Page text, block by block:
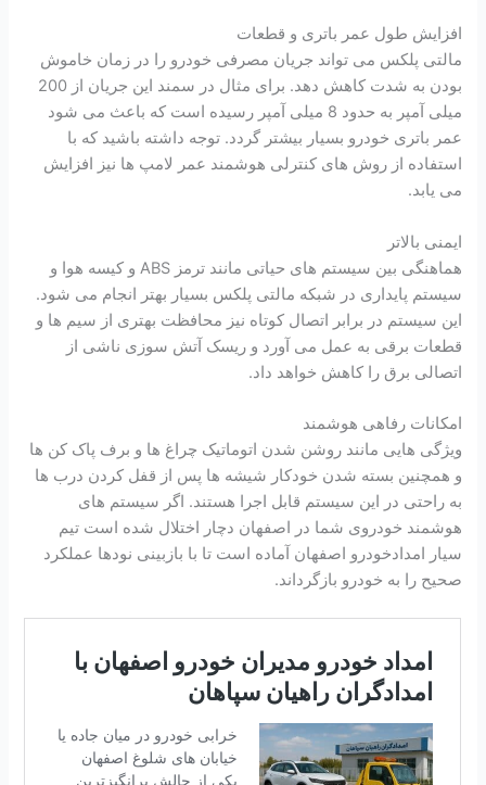
افزایش طول عمر باتری و قطعات
مالتی پلکس می تواند جریان مصرفی خودرو را در زمان خاموش
بودن به شدت کاهش دهد. برای مثال در سمند این جریان از 200
میلی آمپر به حدود 8 میلی آمپر رسیده است که باعث می شود
عمر باتری خودرو بسیار بیشتر گردد. توجه داشته باشید که با
استفاده از روش های کنترلی هوشمند عمر لامپ ها نیز افزایش
می یابد.
ایمنی بالاتر
هماهنگی بین سیستم های حیاتی مانند ترمز ABS و کیسه هوا و
سیستم پایداری در شبکه مالتی پلکس بسیار بهتر انجام می شود.
این سیستم در برابر اتصال کوتاه نیز محافظت بهتری از سیم ها و
قطعات برقی به عمل می آورد و ریسک آتش سوزی ناشی از
اتصالی برق را کاهش خواهد داد.
امکانات رفاهی هوشمند
ویژگی هایی مانند روشن شدن اتوماتیک چراغ ها و برف پاک کن ها
و همچنین بسته شدن خودکار شیشه ها پس از قفل کردن درب ها
به راحتی در این سیستم قابل اجرا هستند. اگر سیستم های
هوشمند خودروی شما در اصفهان دچار اختلال شده است تیم
سیار امدادخودرو اصفهان آماده است تا با بازبینی نودها عملکرد
صحیح را به خودرو بازگرداند.